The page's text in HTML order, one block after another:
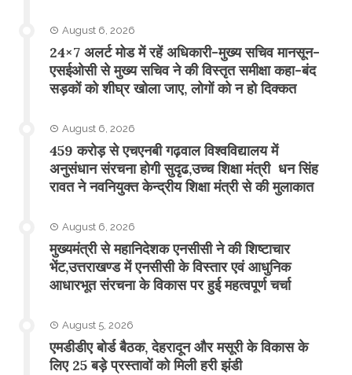
August 6, 2026
24×7 अलर्ट मोड में रहें अधिकारी-मुख्य सचिव मानसून-
एसईओसी से मुख्य सचिव ने की विस्तृत समीक्षा कहा-बंद
सड़कों को शीघ्र खोला जाए, लोगों को न हो दिक्कत
August 6, 2026
459 करोड़ से एचएनबी गढ़वाल विश्वविद्यालय में
अनुसंधान संरचना होगी सुदृढ,उच्च शिक्षा मंत्री धन सिंह
रावत ने नवनियुक्त केन्द्रीय शिक्षा मंत्री से की मुलाकात
August 6, 2026
मुख्यमंत्री से महानिदेशक एनसीसी ने की शिष्टाचार
भेंट,उत्तराखण्ड में एनसीसी के विस्तार एवं आधुनिक
आधारभूत संरचना के विकास पर हुई महत्वपूर्ण चर्चा
August 5, 2026
एमडीडीए बोर्ड बैठक, देहरादून और मसूरी के विकास के
लिए 25 बड़े प्रस्तावों को मिली हरी झंडी